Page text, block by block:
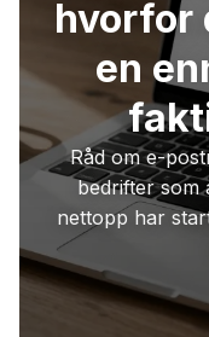
hvorfor
en
Råd om e-
bedrifter som
nettopp har